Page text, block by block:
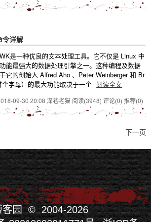
详解
是一种优良的文本处理工具。它不仅是 Linux 中
能最强大的数据处理引擎之一。这种编程及数据
它的创始人 Alfred Aho 、Peter Weinberger 和 Br
字母）的最大功能取决于一个 阅读全文
09-30 20:08 深巷老猫 阅读(3948) 评论(0) 推荐(0)
下一页
园 © 2004-2026